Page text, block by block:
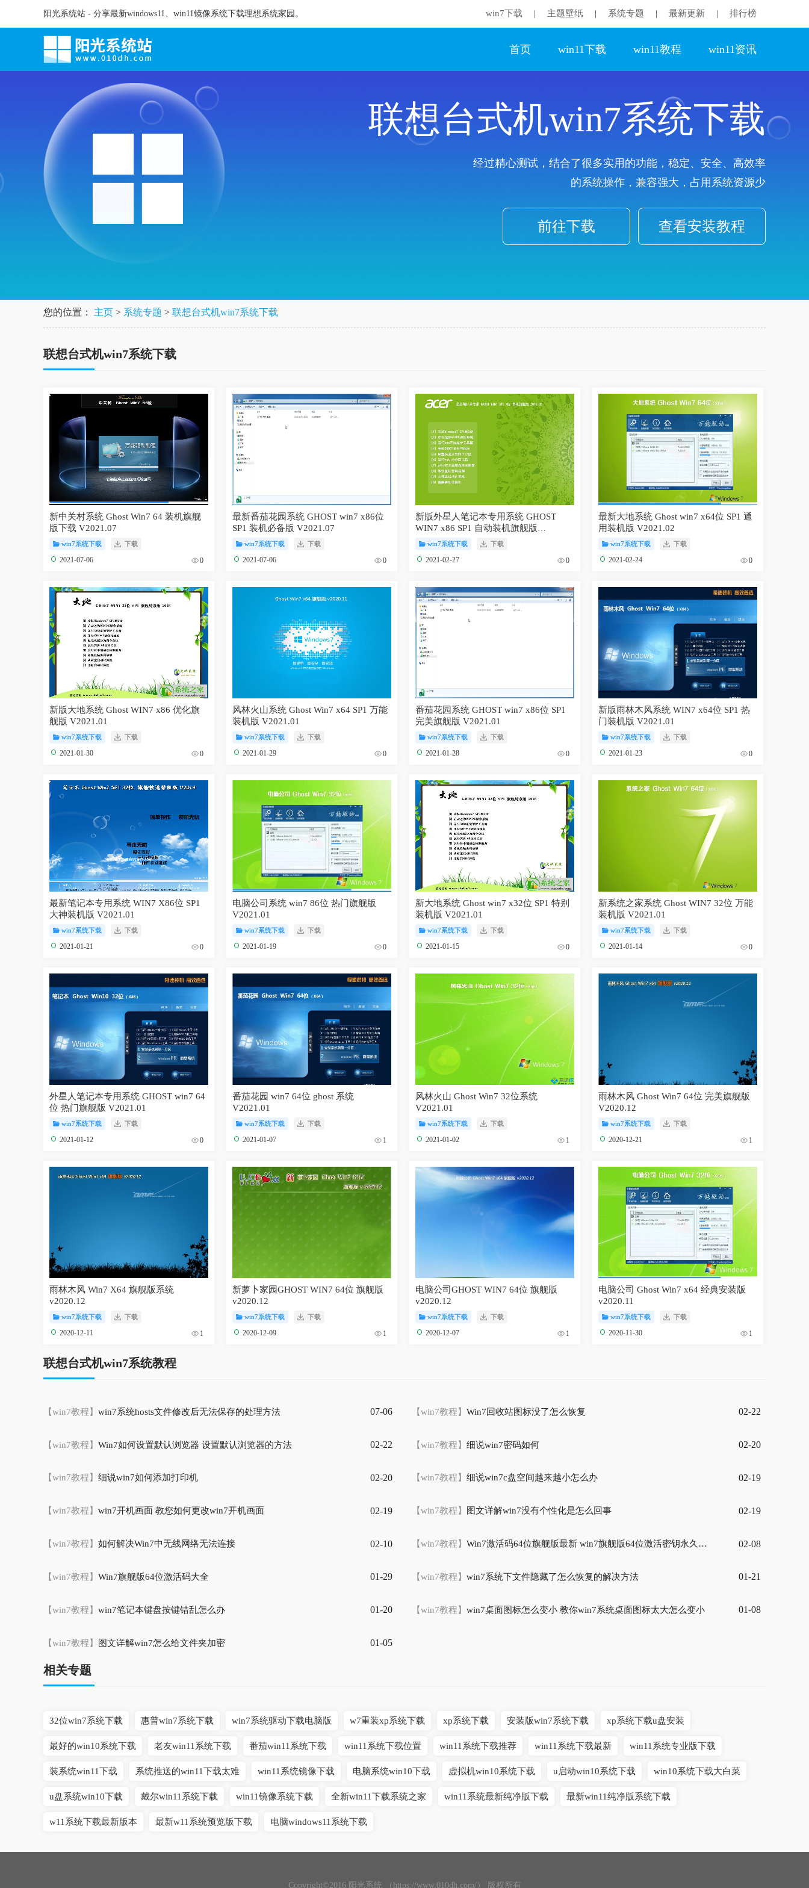
阳光系统站 - 分享最新windows11、win11镜像系统下载理想系统家园。 win7下载 主题壁纸 系统专题 最新更新 排行榜
首页 win11下载 win11教程 win11资讯
联想台式机win7系统下载
经过精心测试，结合了很多实用的功能，稳定、安全、高效率
的系统操作，兼容强大，占用系统资源少
查看安装教程
前往下载
您的位置： 主页 > 系统专题 > 联想台式机win7系统下载
联想台式机win7系统下载
新中关村系统 Ghost Win7 64 装机旗舰
版下载 V2021.07
win7系统下载 下载
2021-07-06 0
最新番茄花园系统 GHOST win7 x86位
SP1 装机必备版 V2021.07
win7系统下载 下载
2021-07-06 0
新版外星人笔记本专用系统 GHOST
WIN7 x86 SP1 自动装机旗舰版
V2021.02
win7系统下载 下载
2021-02-27 0
最新大地系统 Ghost win7 x64位 SP1 通
用装机版 V2021.02
win7系统下载 下载
2021-02-24 0
新版大地系统 Ghost WIN7 x86 优化旗
舰版 V2021.01
win7系统下载 下载
2021-01-30 0
风林火山系统 Ghost Win7 x64 SP1 万能
装机版 V2021.01
win7系统下载 下载
2021-01-29 0
番茄花园系统 GHOST win7 x86位 SP1
完美旗舰版 V2021.01
win7系统下载 下载
2021-01-28 0
新版雨林木风系统 WIN7 x64位 SP1 热
门装机版 V2021.01
win7系统下载 下载
2021-01-23 0
最新笔记本专用系统 WIN7 X86位 SP1
大神装机版 V2021.01
win7系统下载 下载
2021-01-21 0
电脑公司系统 win7 86位 热门旗舰版
V2021.01
win7系统下载 下载
2021-01-19 0
新大地系统 Ghost win7 x32位 SP1 特别
装机版 V2021.01
win7系统下载 下载
2021-01-15 0
新系统之家系统 Ghost WIN7 32位 万能
装机版 V2021.01
win7系统下载 下载
2021-01-14 0
外星人笔记本专用系统 GHOST win7 64
位 热门旗舰版 V2021.01
win7系统下载 下载
2021-01-12 0
番茄花园 win7 64位 ghost 系统
V2021.01
win7系统下载 下载
2021-01-07 1
风林火山 Ghost Win7 32位系统
V2021.01
win7系统下载 下载
2021-01-02 1
雨林木风 Ghost Win7 64位 完美旗舰版
V2020.12
win7系统下载 下载
2020-12-21 1
雨林木风 Win7 X64 旗舰版系统
v2020.12
win7系统下载 下载
2020-12-11 1
新萝卜家园GHOST WIN7 64位 旗舰版
v2020.12
win7系统下载 下载
2020-12-09 1
电脑公司GHOST WIN7 64位 旗舰版
v2020.12
win7系统下载 下载
2020-12-07 1
电脑公司 Ghost Win7 x64 经典安装版
v2020.11
win7系统下载 下载
2020-11-30 1
联想台式机win7系统教程
【win7教程】 win7系统hosts文件修改后无法保存的处理方法 07-06 【win7教程】 Win7回收站图标没了怎么恢复 02-22
【win7教程】 Win7如何设置默认浏览器 设置默认浏览器的方法 02-22 【win7教程】 细说win7密码如何 02-20
【win7教程】 细说win7如何添加打印机 02-20 【win7教程】 细说win7c盘空间越来越小怎么办 02-19
【win7教程】 win7开机画面 教您如何更改win7开机画面 02-19 【win7教程】 图文详解win7没有个性化是怎么回事 02-19
【win7教程】 如何解决Win7中无线网络无法连接 02-10 【win7教程】 Win7激活码64位旗舰版最新 win7旗舰版64位激活密钥永久激活 02-08
【win7教程】 Win7旗舰版64位激活码大全 01-29 【win7教程】 win7系统下文件隐藏了怎么恢复的解决方法 01-21
【win7教程】 win7笔记本键盘按键错乱怎么办 01-20 【win7教程】 win7桌面图标怎么变小 教你win7系统桌面图标太大怎么变小 01-08
【win7教程】 图文详解win7怎么给文件夹加密 01-05
相关专题
32位win7系统下载 惠普win7系统下载 win7系统驱动下载电脑版 w7重装xp系统下载 xp系统下载 安装版win7系统下载 xp系统下载u盘安装
最好的win10系统下载 老友win11系统下载 番茄win11系统下载 win11系统下载位置 win11系统下载推荐 win11系统下载最新 win11系统专业版下载
装系统win11下载 系统推送的win11下载太难 win11系统镜像下载 电脑系统win10下载 虚拟机win10系统下载 u启动win10系统下载 win10系统下载大白菜
u盘系统win10下载 戴尔win11系统下载 win11镜像系统下载 全新win11下载系统之家 win11系统最新纯净版下载 最新win11纯净版系统下载
w11系统下载最新版本 最新w11系统预览版下载 电脑windows11系统下载
Copyright©2016 阳光系统 （https://www.010dh.com/） 版权所有